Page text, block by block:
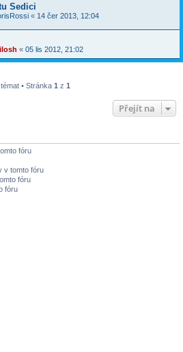
Sedici
« 14 čer 2013, 12:04
« 05 lis 2012, 21:02
• Stránka 1 z 1
Přejít na
fóru
v tomto fóru
fóru
fóru